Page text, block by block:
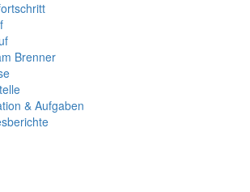
Brenner
& Aufgaben